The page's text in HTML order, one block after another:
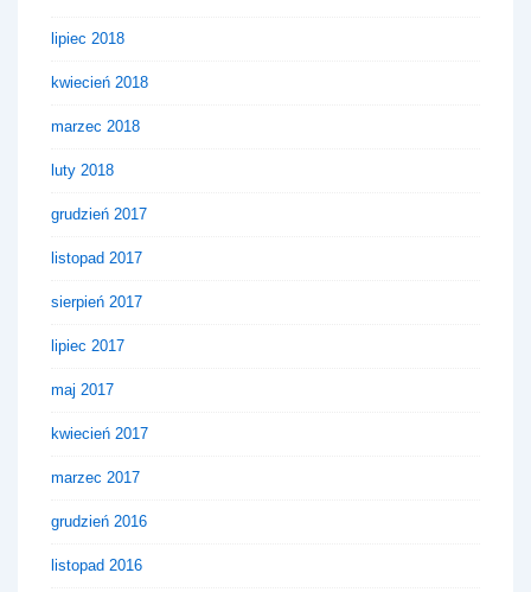
lipiec 2018
kwiecień 2018
marzec 2018
luty 2018
grudzień 2017
listopad 2017
sierpień 2017
lipiec 2017
maj 2017
kwiecień 2017
marzec 2017
grudzień 2016
listopad 2016